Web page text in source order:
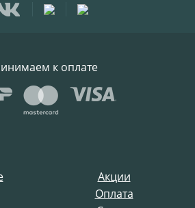
Акции
Оплата
к оплате